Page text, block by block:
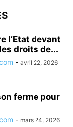
l’Etat devant
droits de...
- avril 22, 2026
ferme pour
- mars 24, 2026